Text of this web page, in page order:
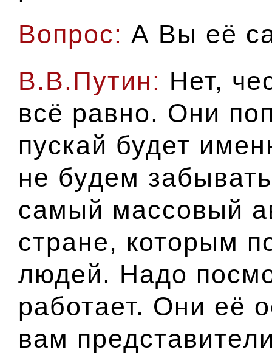
Вопрос: А Вы её
В.В.Путин: Нет,
всё равно. Они
пускай будет
не будем
самый массовый
стране, которым
людей. Надо
работает. Они её
вам